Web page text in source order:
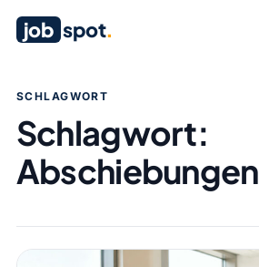
job spot.
SCHLAGWORT
Schlagwort:
Abschiebungen